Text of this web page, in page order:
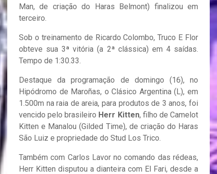
Man, de criação do Haras Belmont) finalizou em
terceiro.
Sob o treinamento de Ricardo Colombo, Truco E Flor
obteve sua 3ª vitória (a 2ª clássica) em 4 saídas.
Tempo de 1:30.33.
Destaque da programação de domingo (16), no
Hipódromo de Maroñas, o Clásico Argentina (L), em
1.500m na raia de areia, para produtos de 3 anos, foi
vencido pelo brasileiro Herr Kitten, filho de Camelot
Kitten e Manalou (Gilded Time), de criação do Haras
São Luiz e propriedade do Stud Los Trico.
Também com Carlos Lavor no comando das rédeas,
Herr Kitten disputou a dianteira com El Fari, desde a